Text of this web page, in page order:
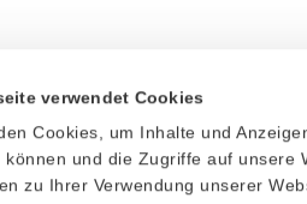
verwendet Cookies
Cookies, um Inhalte und
können und die Zugriffe auf unsere
zu Ihrer Verwendung unserer
Impressum
Lizenzbedingungen